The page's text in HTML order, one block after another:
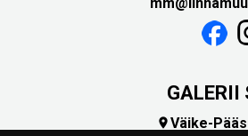
GALERII
Väike-